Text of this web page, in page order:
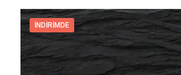
İNDIRIMDE